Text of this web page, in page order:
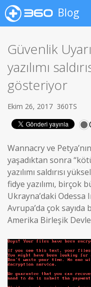
Blog
Güvenlik
yazılımı
gösteriyor
Ekim 26, 2017 360TS
Wannacry ve
yaşadıktan sonra
yazılımı saldırısı
fidye yazılımı, birçok
Ukrayna’daki
Avrupa’da çok sayıda
Amerika Birleşik